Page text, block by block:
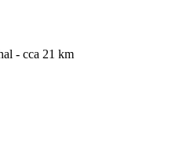
- cca 21 km